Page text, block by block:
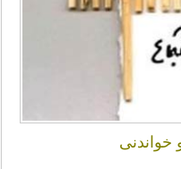
خواندنی